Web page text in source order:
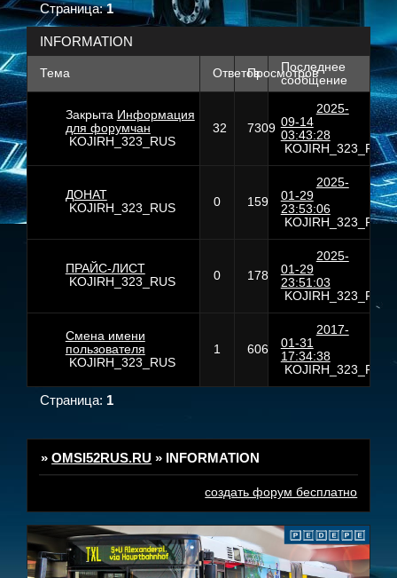
INFORMATION
Страница:1
Тема ОтветовПросмотров
Последнее
сообщение
Закрыта Информация
для форумчан
KOJIRH_323_RUS
32 7309
2025-
09-14
03:43:28
KOJIRH_323_RUS
ДОНАТ
KOJIRH_323_RUS
0 159
2025-
01-29
23:53:06
KOJIRH_323_RUS
ПРАЙС-ЛИСТ
KOJIRH_323_RUS
0 178
2025-
01-29
23:51:03
KOJIRH_323_RUS
Смена имени
пользователя
KOJIRH_323_RUS
1 606
2017-
01-31
17:34:38
KOJIRH_323_RUS
Страница: 1
»OMSI52RUS.RU » INFORMATION
создать форум бесплатно